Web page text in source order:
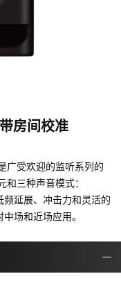
房间校准
广受欢迎的监听系列的
三种声音模式：
延展、冲击力和灵活的
场和近场应用。